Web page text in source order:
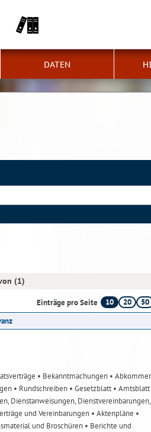
DATEN
(1)
Einträge pro Seite 10 20
50
• Bekanntmachungen •
• Rundschreiben • Gesetzblatt• Amtsblatt
Dienstanweisungen, Dienstvereinbarungen,
und Vereinbarungen • Aktenpläne •
und Broschüren • Berichte und